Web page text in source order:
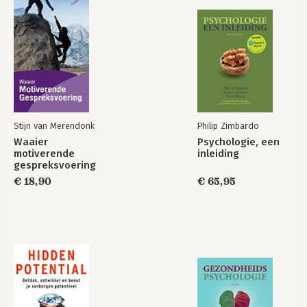
bedrijf Vidarte heeft hij als organisatiecoach binnen honderden
organisaties gewerkt met leiders en hun teams. Zijn passie
voor mensen en organisatie- en teamdynamieken benaderd
vanuit de onderstroom maken hem tot de creatieve en
inspirerende auteur van dit boek
Stijn van Merendonk
Waaier
motiverende
gespreksvoering
€ 18,90
Philip Zimbardo
Psychologie, een
inleiding
€ 65,95